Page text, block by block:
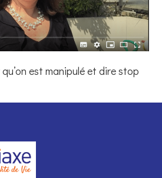
est manipulé et dire stop